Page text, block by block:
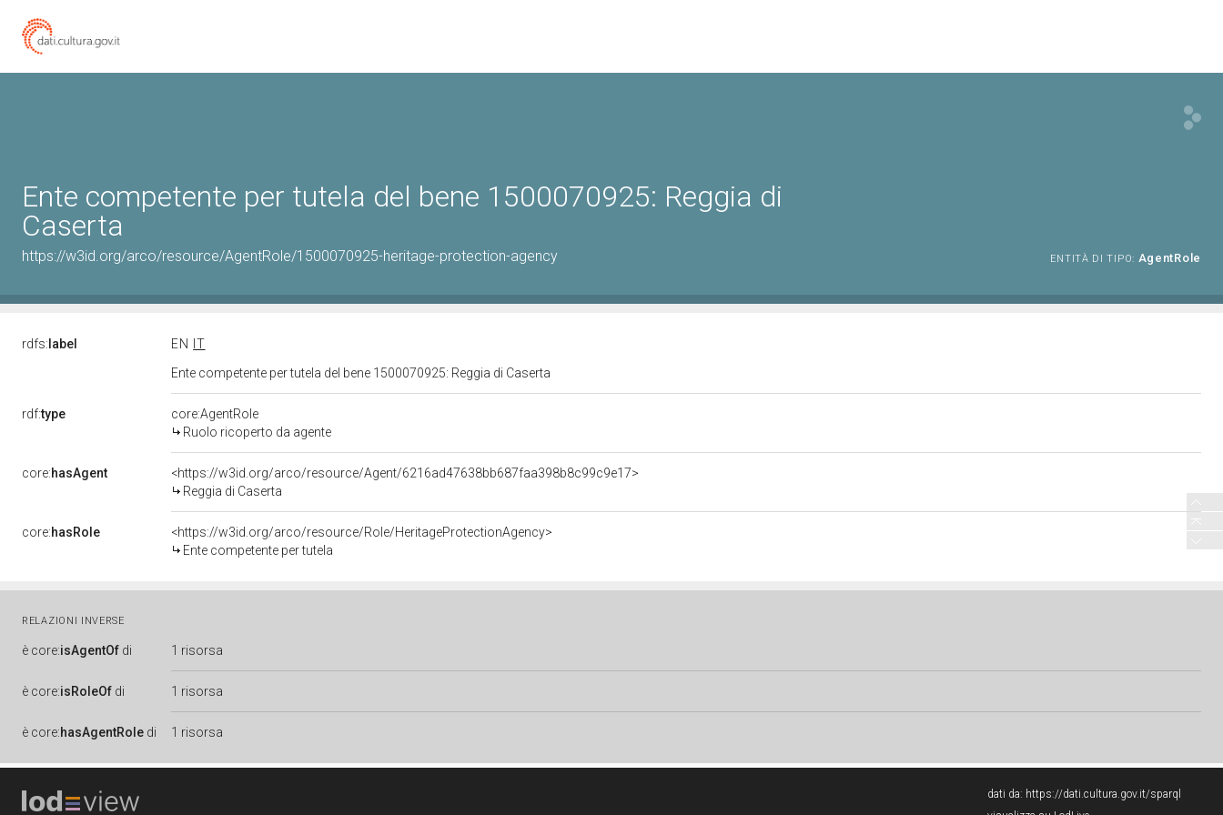
Ente competente per tutela del bene 1500070925: Reggia di
Caserta
https://w3id.org/arco/resource/AgentRole/1500070925-heritage-protection-agency ENTITÀ DI TIPO: AgentRole
rdfs: label EN
IT
Ente competente per tutela del bene 1500070925: Reggia di Caserta
rdf:type
core:AgentRole
Ruolo ricoperto da agente
core:hasAgent
<https://w3id.org/arco/resource/Agent/6216ad47638bb687faa398b8c99c9e17>
Reggia di Caserta
core:hasRole
<https://w3id.org/arco/resource/Role/HeritageProtectionAgency>
Ente competente per tutela
RELAZIONI INVERSE
è core:isAgentOf di 1 risorsa
è core:isRoleOf di 1 risorsa
è core:hasAgentRole di 1 risorsa
dati da: https://dati.cultura.gov.it/sparql